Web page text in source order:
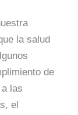
la salud
de
las
el